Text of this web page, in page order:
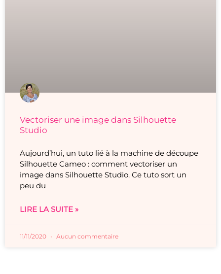
Vectoriser une image dans Silhouette
Studio
Aujourd’hui, un tuto lié à la machine de découpe
Silhouette Cameo : comment vectoriser un
image dans Silhouette Studio. Ce tuto sort un
peu du
LIRE LA SUITE »
11/11/2020 Aucun commentaire